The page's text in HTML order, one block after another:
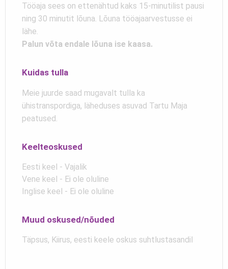
Tööaja sees on ettenähtud kaks 15-minutilist pausi
ning 30 minutit lõuna. Lõuna tööajaarvestusse ei
lähe.
Palun võta endale lõuna ise kaasa.
Kuidas tulla
Meie juurde saad mugavalt tulla ka
ühistranspordiga, läheduses asuvad Tartu Maja
peatused.
Keelteoskused
Eesti keel - Vajalik
Vene keel - Ei ole oluline
Inglise keel - Ei ole oluline
Muud oskused/nõuded
Täpsus, Kiirus, eesti keele oskus suhtlustasandil